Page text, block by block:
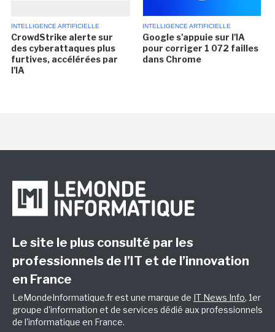
INTELLIGENCE ARTIFICIELLE
CrowdStrike alerte sur
des cyberattaques plus
furtives, accélérées par
l'IA
INTELLIGENCE ARTIFICIELLE
Google s'appuie sur l'IA
pour corriger 1 072 failles
dans Chrome
Le site le plus consulté par les
professionnels de l’IT et de l’innovation
en France
LeMondeInformatique.fr est une marque de IT News Info, 1er
groupe d'information et de services dédié aux professionnels
de l'informatique en France.